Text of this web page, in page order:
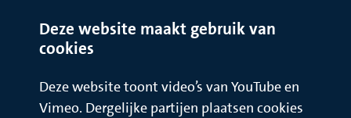
Deze website maakt gebruik van
cookies
Deze website toont video’s van YouTube en
Vimeo. Dergelijke partijen plaatsen cookies